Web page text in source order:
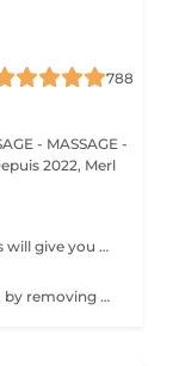
788
- MASSAGE -
The best skin routines ever! These procedures will give you an immediate visible result such as shiny, smooth, soft and hydrate skin. Carboxy CO2 - involves applying a small amount of carbon dioxide gas underneath the skin. It can be used to treat stretch marks, dark circles under the eyes. Bioplazma - improves the general condition of the skin, removes inflammation and peeling, reduces the depth and number of folds, and narrow pores. New age - regenerates and rejuvenates, reduces dryness, to improve the texture, and will give elasticity and firmness of the skin around the eyes. Skin detox - removing as many of the impurities, toxins, pollutants, and dead skin cells clogging your pores as possible to cleanse, treat, brighten, hydrate, and soothe your skin. Flesh beauty - includes moisturising mask, cream and face massage. Gives shiny and smooth skin as the result. Hydratation aqua power - is the first rescue for hypersensitive and dehydrated skin. Aimed at strengthening the hydrolipidic barrier of the skin. Includes face massage and alginate mask at the end to consolidate the result. Gives an immediate visible result such as smooth and shiny and tightened skin. Recovery Procedure for anti-stress therapy to soothe, strengthen, and accelerate skin recovery. The procedure prevents redness and sensitivity, significantly reduces the skin's inflammatory response, and lowers the risk of scarring. It also enhances the effectiveness of fractional and aggressive treatments over a long period. Age restrictions: recommended to do from 20 years. Post procedure recommendations: there are no post recommendations after these procedures. Frequency: once in 1 week, 4-8 times.
Peel away the dead skin! To exfoliate the skin, by removing dead skin cells and minimising the appearance of open pores. *We have a big amount of peeling to choose from. If you are not sure which one you are looking for - you can book any of them and decide with the beautician in the beauty space which one suits your skin. How is peeling done: - skin is cleaned with special cleanser - peeling solution is applied and leaved on skin for 15 minutes - peeling solution is removed - face cream is applied Age restrictions: recommended to do from 18 years. Post procedure recommendations: do not visit sauna, do not sunbathe for 24 hours after the procedure. Frequency: once in 7-21 days depending on peeling solution, 5 times.